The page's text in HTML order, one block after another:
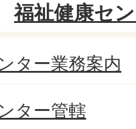
福祉健康セ
ター業務案内
ター管轄